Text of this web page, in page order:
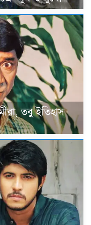
তবু ইতিহাস